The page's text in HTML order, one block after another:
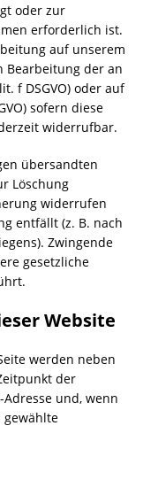
oder zur
erforderlich ist.
auf unserem
Bearbeitung der an
f DSGVO) oder auf
sofern diese
widerrufbar.
übersandten
Löschung
widerrufen
entfällt (z. B. nach
Zwingende
gesetzliche
Website
werden neben
der
und, wenn
gewählte